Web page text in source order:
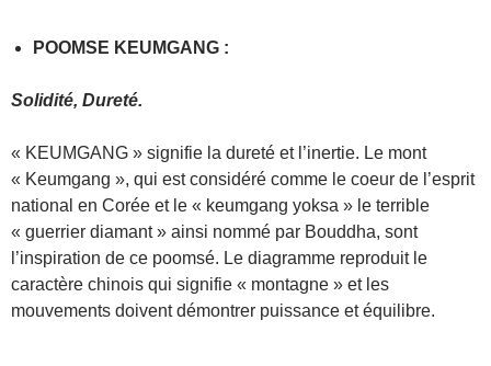
POOMSE KEUMGANG :
Solidité, Dureté.
« KEUMGANG » signifie la dureté et l’inertie. Le mont
« Keumgang », qui est considéré comme le coeur de l’esprit
national en Corée et le « keumgang yoksa » le terrible
« guerrier diamant » ainsi nommé par Bouddha, sont
l’inspiration de ce poomsé. Le diagramme reproduit le
caractère chinois qui signifie « montagne » et les
mouvements doivent démontrer puissance et équilibre.